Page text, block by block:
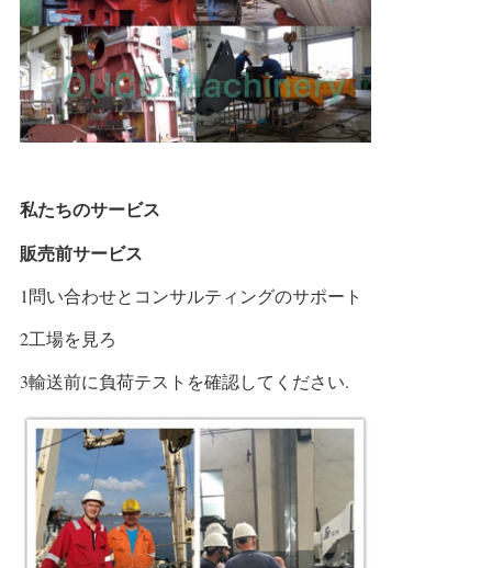
私たちのサービス
販売前サービス
1問い合わせとコンサルティングのサポート
2工場を見ろ
3輸送前に負荷テストを確認してください.